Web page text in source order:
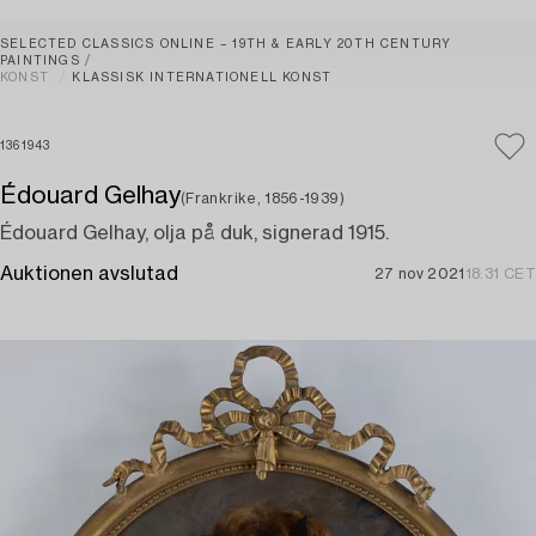
SELECTED CLASSICS ONLINE – 19TH & EARLY 20TH CENTURY
PAINTINGS
KONST
KLASSISK INTERNATIONELL KONST
1361943
Édouard Gelhay(Frankrike, 1856-1939)
Édouard Gelhay, olja på duk, signerad 1915.
Auktionen avslutad 27 nov 2021 18:31 CET